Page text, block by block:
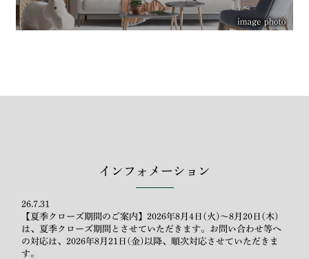
インフォメーション
26.7.31
【夏季クローズ期間のご案内】2026年8月4日(火)～8月20日(木)
は、夏季クローズ期間とさせていただきます。お問い合わせ等へ
の対応は、2026年8月21日(金)以降、順次対応させていただきま
す。